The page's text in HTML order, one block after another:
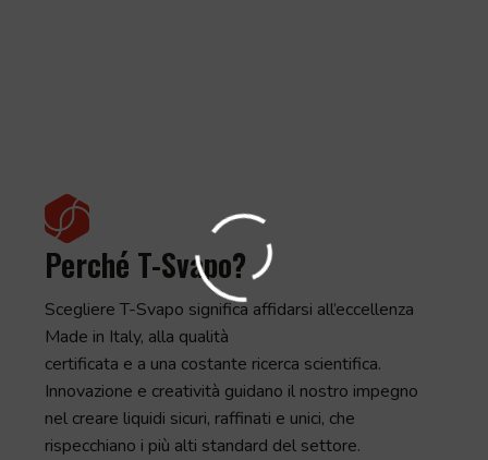
Perché T-Svapo?
Scegliere T-Svapo significa affidarsi all’eccellenza
Made in Italy, alla qualità
certificata e a una costante ricerca scientifica.
Innovazione e creatività guidano il nostro impegno
nel creare liquidi sicuri, raffinati e unici, che
rispecchiano i più alti standard del settore.